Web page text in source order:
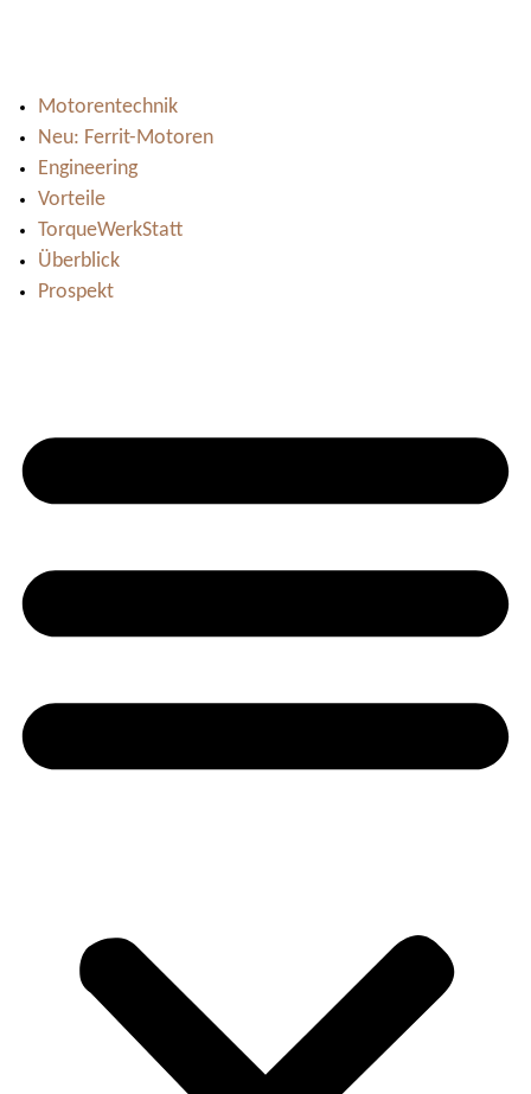
Motorentechnik
Neu: Ferrit-Motoren
Engineering
Vorteile
TorqueWerkStatt
Überblick
Prospekt